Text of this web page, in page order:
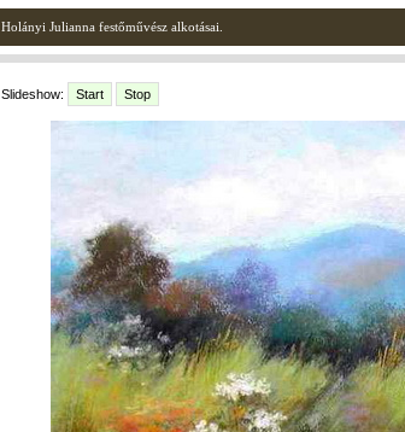
Holányi Julianna festőművész alkotásai.
Slideshow: Start Stop